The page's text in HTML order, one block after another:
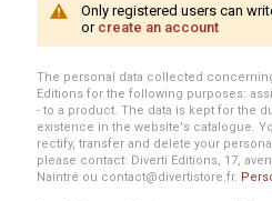
Only registered users can
or create an account
The personal data collected
Editions for the following purposes:
- to a product. The data is kept for the
existence in the website's catalogue.
rectify, transfer and delete your
please contact: Diverti Editions, 17,
Naintré ou contact@divertistore.fr.